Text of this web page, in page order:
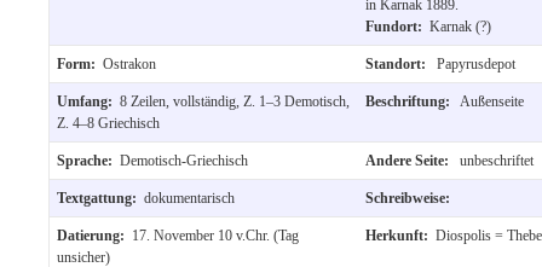
in Karnak 1889.
Fundort: Karnak (?)
Form: Ostrakon Standort: Papyrusdepot
Umfang: 8 Zeilen, vollständig, Z. 1–3 Demotisch,
Z. 4–8 Griechisch
Beschriftung: Außenseite
Sprache: Demotisch-Griechisch Andere Seite: unbeschriftet
Textgattung: dokumentarisch Schreibweise:
Datierung: 17. November 10 v.Chr. (Tag
unsicher)
Herkunft: Diospolis =